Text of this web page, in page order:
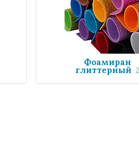
Фоамиран
глиттерный 2